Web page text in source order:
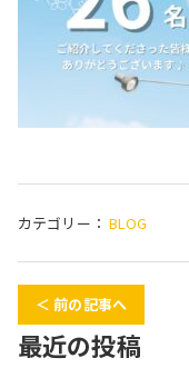
カテゴリー： BLOG
＜ 前の記事へ
最近の投稿